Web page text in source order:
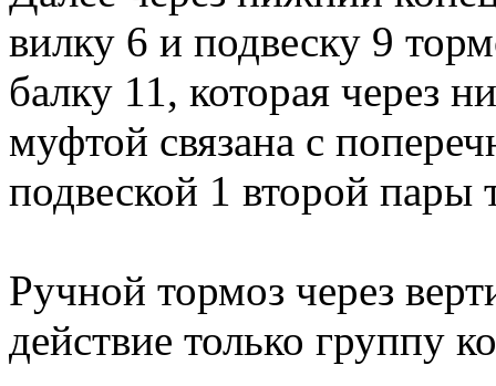
вилку 6 и подвеску 9
балку 11, которая через
муфтой связана с
подвеской 1 второй пары
Ручной тормоз через
действие только группу